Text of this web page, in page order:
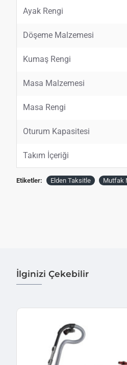
Ayak Rengi
Döşeme Malzemesi
Kumaş Rengi
Masa Malzemesi
Masa Rengi
Oturum Kapasitesi
Takım İçeriği
Etiketler: Elden Taksitle Mutfak
İlginizi Çekebilir